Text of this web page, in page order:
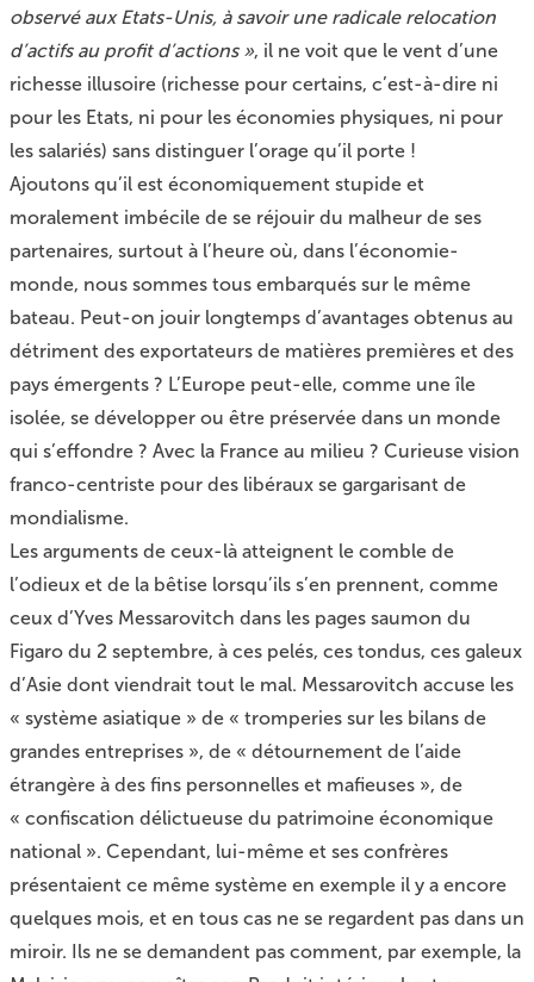
observé aux Etats-Unis, à savoir une radicale relocation
d’actifs au profit d’actions », il ne voit que le vent d’une
richesse illusoire (richesse pour certains, c’est-à-dire ni
pour les Etats, ni pour les économies physiques, ni pour
les salariés) sans distinguer l’orage qu’il porte !
Ajoutons qu’il est économiquement stupide et
moralement imbécile de se réjouir du malheur de ses
partenaires, surtout à l’heure où, dans l’économie-
monde, nous sommes tous embarqués sur le même
bateau. Peut-on jouir longtemps d’avantages obtenus au
détriment des exportateurs de matières premières et des
pays émergents ? L’Europe peut-elle, comme une île
isolée, se développer ou être préservée dans un monde
qui s’effondre ? Avec la France au milieu ? Curieuse vision
franco-centriste pour des libéraux se gargarisant de
mondialisme.
Les arguments de ceux-là atteignent le comble de
l’odieux et de la bêtise lorsqu’ils s’en prennent, comme
ceux d’Yves Messarovitch dans les pages saumon du
Figaro du 2 septembre, à ces pelés, ces tondus, ces galeux
d’Asie dont viendrait tout le mal. Messarovitch accuse les
« système asiatique » de « tromperies sur les bilans de
grandes entreprises », de « détournement de l’aide
étrangère à des fins personnelles et mafieuses », de
« confiscation délictueuse du patrimoine économique
national ». Cependant, lui-même et ses confrères
présentaient ce même système en exemple il y a encore
quelques mois, et en tous cas ne se regardent pas dans un
miroir. Ils ne se demandent pas comment, par exemple, la